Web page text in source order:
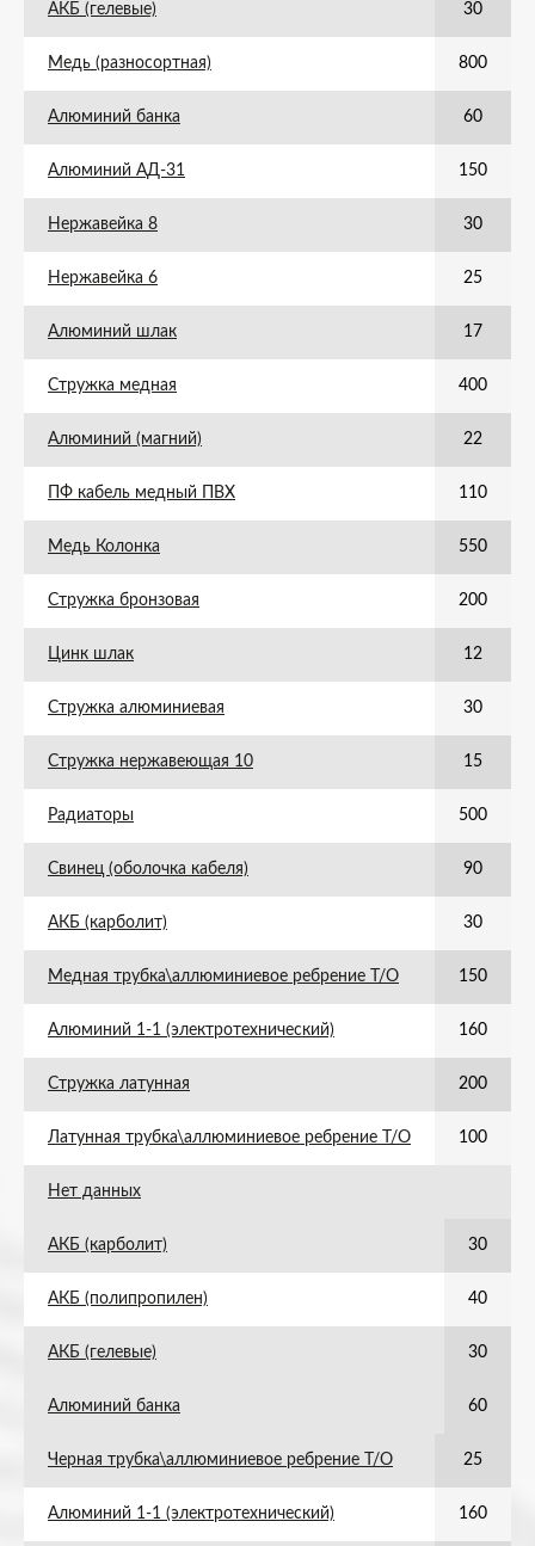
АКБ (гелевые) 30
Медь (разносортная) 800
Алюминий банка 60
Алюминий АД-31 150
Нержавейка 8 30
Нержавейка 6 25
Алюминий шлак 17
Стружка медная 400
Алюминий (магний) 22
ПФ кабель медный ПВХ 110
Медь Колонка 550
Стружка бронзовая 200
Цинк шлак 12
Стружка алюминиевая 30
Стружка нержавеющая 10 15
Радиаторы 500
Свинец (оболочка кабеля) 90
АКБ (карболит) 30
Медная трубка\аллюминиевое ребрение Т/О 150
Алюминий 1-1 (электротехнический) 160
Стружка латунная 200
Латунная трубка\аллюминиевое ребрение Т/О 100
Нет данных
АКБ (карболит) 30
АКБ (полипропилен) 40
АКБ (гелевые) 30
Алюминий банка 60
Черная трубка\аллюминиевое ребрение Т/О 25
Алюминий 1-1 (электротехнический) 160